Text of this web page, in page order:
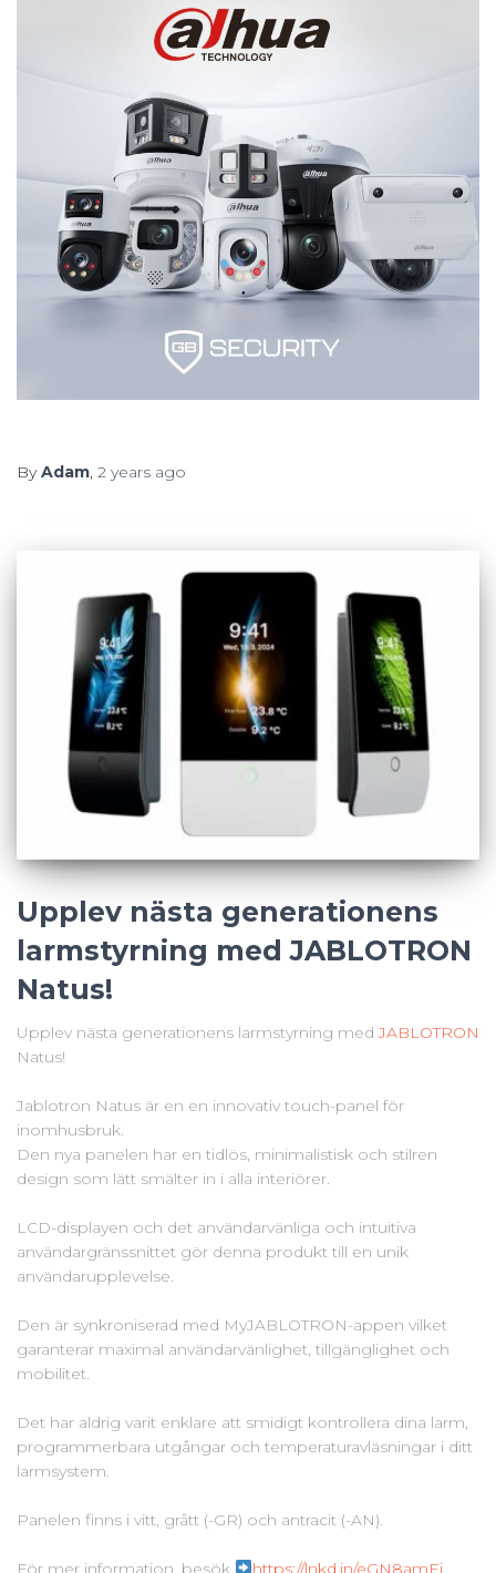
ByAdam, 2 years ago
Upplev nästa generationens
larmstyrning med JABLOTRON
Natus!
Upplev nästa generationens larmstyrning med JABLOTRON
Natus!
Jablotron Natus är en en innovativ touch-panel för
inomhusbruk.
Den nya panelen har en tidlös, minimalistisk och stilren
design som lätt smälter in i alla interiörer.
LCD-displayen och det användarvänliga och intuitiva
användargränssnittet gör denna produkt till en unik
användarupplevelse.
Den är synkroniserad med MyJABLOTRON-appen vilket
garanterar maximal användarvänlighet, tillgänglighet och
mobilitet.
Det har aldrig varit enklare att smidigt kontrollera dina larm,
programmerbara utgångar och temperaturavläsningar i ditt
larmsystem.
Panelen finns i vitt, grått (-GR) och antracit (-AN).
För mer information, besök
https://lnkd.in/eGN8amEj